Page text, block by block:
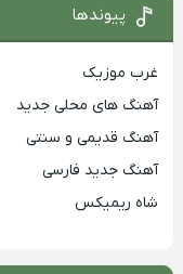
پیوندها
غرب موزیک
آهنگ های محلی جدید
آهنگ قدیمی و سنتی
آهنگ جدید فارسی
شاه ریمیکس